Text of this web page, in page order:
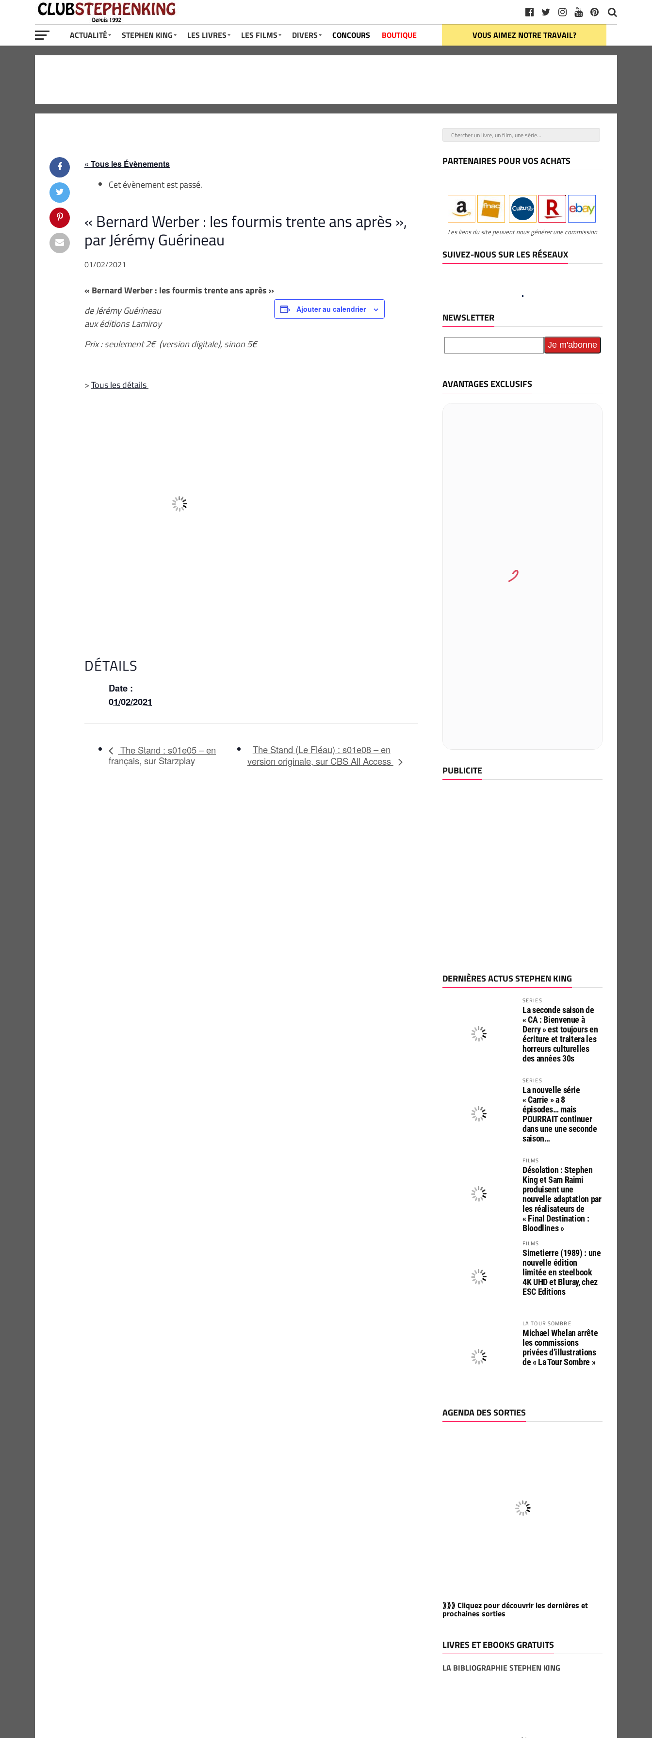
ACTUALITÉ STEPHEN KING LES LIVRES LES FILMS DIVERS CONCOURS BOUTIQUE VOUS AIMEZ NOTRE TRAVAIL?
« Tous les Évènements
Cet évènement est passé.
« Bernard Werber : les fourmis trente ans après »,
par Jérémy Guérineau
01/02/2021
« Bernard Werber : les fourmis trente ans après »
de Jérémy Guérineau
aux éditions Lamiroy
Prix : seulement 2€ (version digitale), sinon 5€
>Tous les détails
Ajouter au calendrier
DÉTAILS
Date :
01/02/2021
The Stand : s01e05 – en
français, sur Starzplay
The Stand (Le Fléau) : s01e08 – en
version originale, sur CBS All Access
PARTENAIRES POUR VOS ACHATS
Les liens du site peuvent nous générer une commission
SUIVEZ-NOUS SUR LES RÉSEAUX
NEWSLETTER
AVANTAGES EXCLUSIFS
PUBLICITE
DERNIÈRES ACTUS STEPHEN KING
SERIES
La seconde saison de
« CA : Bienvenue à
Derry » est toujours en
écriture et traitera les
horreurs culturelles
des années 30s
SERIES
La nouvelle série
« Carrie » a 8
épisodes… mais
POURRAIT continuer
dans une une seconde
saison…
FILMS
Désolation : Stephen
King et Sam Raimi
produisent une
nouvelle adaptation par
les réalisateurs de
« Final Destination :
Bloodlines »
FILMS
Simetierre (1989) : une
nouvelle édition
limitée en steelbook
4K UHD et Bluray, chez
ESC Editions
LA TOUR SOMBRE
Michael Whelan arrête
les commissions
privées d’illustrations
de « La Tour Sombre »
AGENDA DES SORTIES
⟫⟫⟫ Cliquez pour découvrir les dernières et
prochaines sorties
LIVRES ET EBOOKS GRATUITS
LA BIBLIOGRAPHIE STEPHEN KING